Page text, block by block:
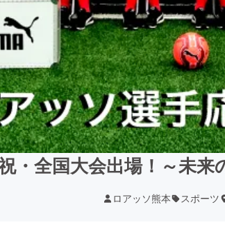
・全国大会出場！～未
ロアッソ熊本 スポーツ